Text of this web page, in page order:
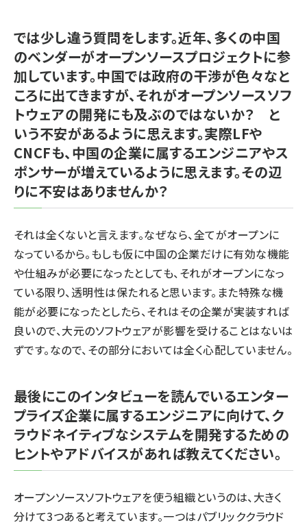
では少し違う質問をします。近年、多くの中国
のベンダーがオープンソースプロジェクトに参
加しています。中国では政府の干渉が色々なと
ころに出てきますが、それがオープンソースソフ
トウェアの開発にも及ぶのではないか？ と
いう不安があるように思えます。実際LFや
CNCFも、中国の企業に属するエンジニアやス
ポンサーが増えているように思えます。その辺
りに不安はありませんか？
それは全くないと言えます。なぜなら、全てがオープンに
なっているから。もしも仮に中国の企業だけに有効な機能
や仕組みが必要になったとしても、それがオープンになっ
ている限り、透明性は保たれると思います。また特殊な機
能が必要になったとしたら、それはその企業が実装すれば
良いので、大元のソフトウェアが影響を受けることはないは
ずです。なので、その部分においては全く心配していません。
最後にこのインタビューを読んでいるエンター
プライズ企業に属するエンジニアに向けて、ク
ラウドネイティブなシステムを開発するための
ヒントやアドバイスがあれば教えてください。
オープンソースソフトウェアを使う組織というのは、大きく
分けて3つあると考えています。一つはパブリッククラウド